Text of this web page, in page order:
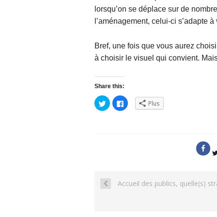
lorsqu’on se déplace sur de
l’aménagement, celui-ci s’adapte
Bref, une fois que vous aurez
à choisir le visuel qui convient.
Share this:
C
l
r
t
a
C
l
t
a
Plus
Accueil des publics, quelle(s)